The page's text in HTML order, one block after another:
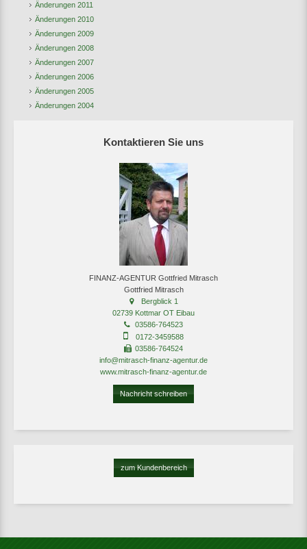
Änderungen 2011
Änderungen 2010
Änderungen 2009
Änderungen 2008
Änderungen 2007
Änderungen 2006
Änderungen 2005
Änderungen 2004
Kontaktieren Sie uns
FINANZ-AGENTUR Gottfried Mitrasch
Gottfried Mitrasch
Bergblick 1
02739 Kottmar OT Eibau
03586-764523
0172-3459588
03586-764524
info@mitrasch-finanz-agentur.de
www.mitrasch-finanz-agentur.de
Nachricht schreiben
zum Kundenbereich